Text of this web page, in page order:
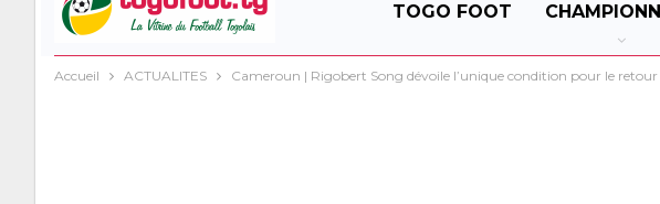
TOGO FOOT
Accueil ACTUALITES Cameroun | Rigobert Song dévoile l’unique condition pour le retour